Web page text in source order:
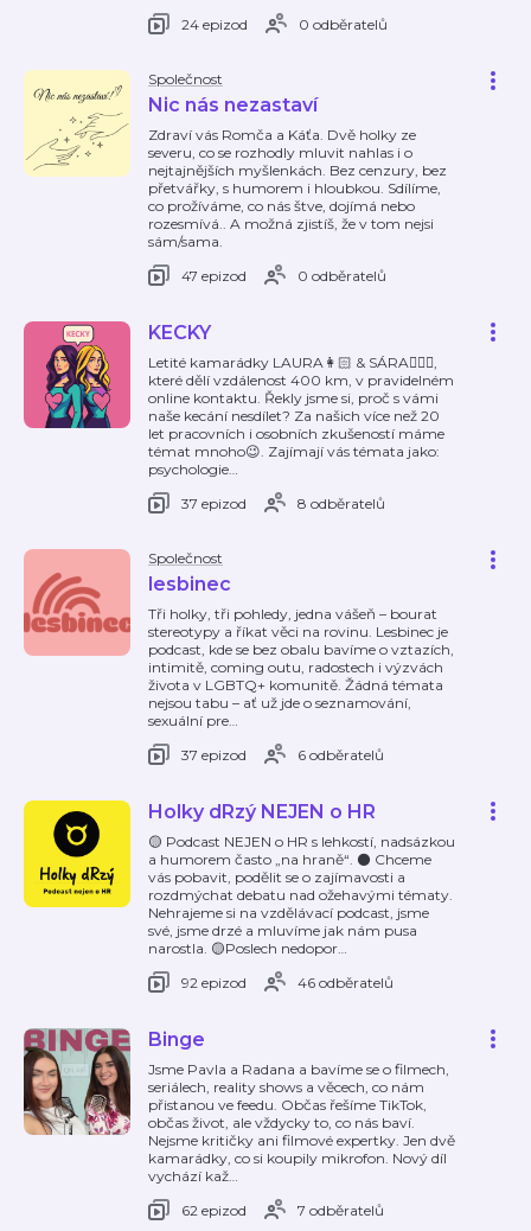
24 epizod
0 odběratelů
Společnost
Nic nás nezastaví
Zdraví vás Romča a Káťa. Dvě holky ze
severu, co se rozhodly mluvit nahlas i o
nejtajnějších myšlenkách. Bez cenzury, bez
přetvářky, s humorem i hloubkou. Sdílíme,
co prožíváme, co nás štve, dojímá nebo
rozesmívá.. A možná zjistíš, že v tom nejsi
sám/sama.
47 epizod
0 odběratelů
KECKY
Letité kamarádky LAURA👩🏻 & SÁRA👱🏻‍♀️,
které dělí vzdálenost 400 km, v pravidelném
online kontaktu. Řekly jsme si, proč s vámi
naše kecání nesdílet? Za našich více než 20
let pracovních i osobních zkušeností máme
témat mnoho😉. Zajímají vás témata jako:
psychologie…
37 epizod
8 odběratelů
Společnost
lesbinec
Tři holky, tři pohledy, jedna vášeň – bourat
stereotypy a říkat věci na rovinu. Lesbinec je
podcast, kde se bez obalu bavíme o vztazích,
intimitě, coming outu, radostech i výzvách
života v LGBTQ+ komunitě. Žádná témata
nejsou tabu – ať už jde o seznamování,
sexuální pre…
37 epizod
6 odběratelů
Holky dRzý NEJEN o HR
🟡 Podcast NEJEN o HR s lehkostí, nadsázkou
a humorem často „na hraně“. ⚫️ Chceme
vás pobavit, podělit se o zajímavosti a
rozdmýchat debatu nad ožehavými tématy.
Nehrajeme si na vzdělávací podcast, jsme
své, jsme drzé a mluvíme jak nám pusa
narostla. 🟡Poslech nedopor…
92 epizod
46 odběratelů
Binge
Jsme Pavla a Radana a bavíme se o filmech,
seriálech, reality shows a věcech, co nám
přistanou ve feedu. Občas řešíme TikTok,
občas život, ale vždycky to, co nás baví.
Nejsme kritičky ani filmové expertky. Jen dvě
kamarádky, co si koupily mikrofon. Nový díl
vychází kaž…
62 epizod
7 odběratelů